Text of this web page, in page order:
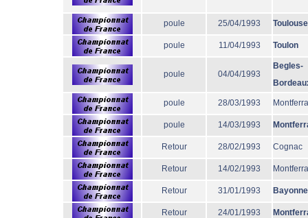
poule 25/04/1993 Toulouse
poule 11/04/1993 Toulon
poule 04/04/1993
Begles-
poule 28/03/1993
poule 14/03/1993
Retour 28/02/1993 Cognac
Retour 14/02/1993
Retour 31/01/1993 Bayonne
Retour 24/01/1993